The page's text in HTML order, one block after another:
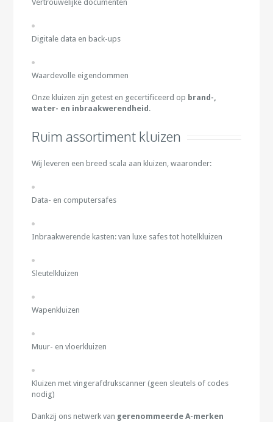
Vertrouwelijke documenten
Digitale data en back-ups
Waardevolle eigendommen
Onze kluizen zijn getest en gecertificeerd op brand-,
water- en inbraakwerendheid .
Ruim assortiment kluizen
Wij leveren een breed scala aan kluizen, waaronder:
Data- en computersafes
Inbraakwerende kasten: van luxe safes tot hotelkluizen
Sleutelkluizen
Wapenkluizen
Muur- en vloerkluizen
Kluizen met vingerafdrukscanner (geen sleutels of codes
nodig)
Dankzij ons netwerk van gerenommeerde A-merken